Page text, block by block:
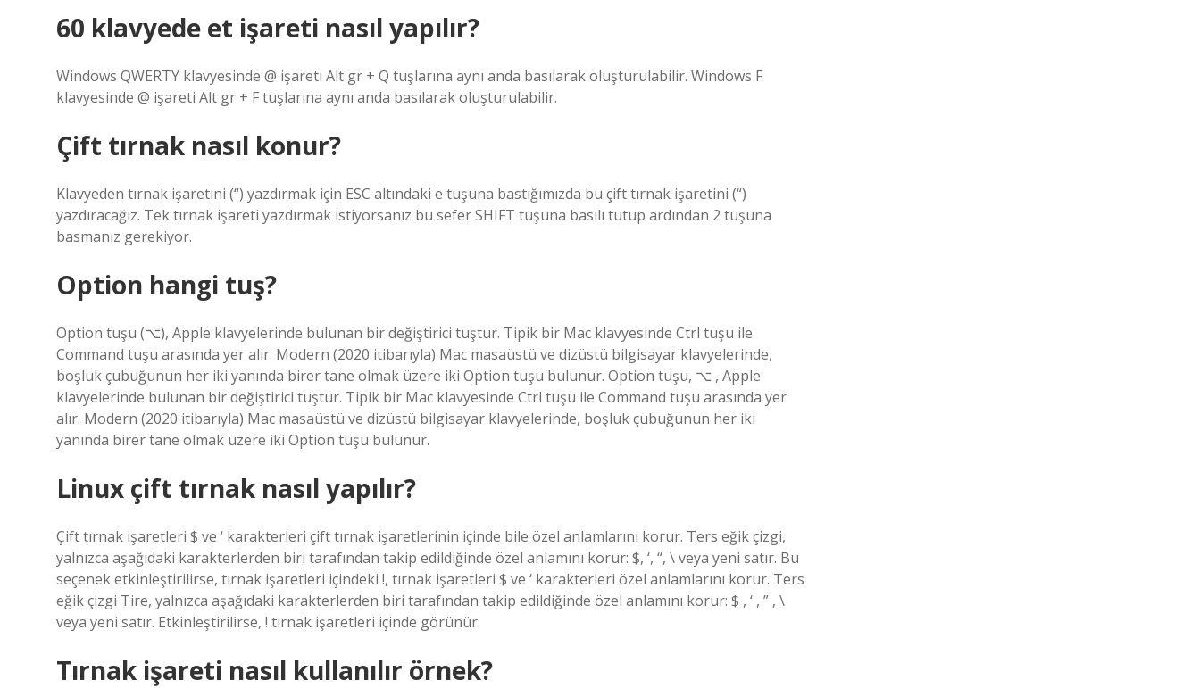
60 klavyede et işareti nasıl yapılır?
Windows QWERTY klavyesinde @ işareti Alt gr + Q tuşlarına aynı anda basılarak oluşturulabilir. Windows F
klavyesinde @ işareti Alt gr + F tuşlarına aynı anda basılarak oluşturulabilir.
Çift tırnak nasıl konur?
Klavyeden tırnak işaretini (“) yazdırmak için ESC altındaki e tuşuna bastığımızda bu çift tırnak işaretini (“)
yazdıracağız. Tek tırnak işareti yazdırmak istiyorsanız bu sefer SHIFT tuşuna basılı tutup ardından 2 tuşuna
basmanız gerekiyor.
Option hangi tuş?
Option tuşu (⌥), Apple klavyelerinde bulunan bir değiştirici tuştur. Tipik bir Mac klavyesinde Ctrl tuşu ile
Command tuşu arasında yer alır. Modern (2020 itibarıyla) Mac masaüstü ve dizüstü bilgisayar klavyelerinde,
boşluk çubuğunun her iki yanında birer tane olmak üzere iki Option tuşu bulunur. Option tuşu, ⌥ , Apple
klavyelerinde bulunan bir değiştirici tuştur. Tipik bir Mac klavyesinde Ctrl tuşu ile Command tuşu arasında yer
alır. Modern (2020 itibarıyla) Mac masaüstü ve dizüstü bilgisayar klavyelerinde, boşluk çubuğunun her iki
yanında birer tane olmak üzere iki Option tuşu bulunur.
Linux çift tırnak nasıl yapılır?
Çift tırnak işaretleri $ ve ‘ karakterleri çift tırnak işaretlerinin içinde bile özel anlamlarını korur. Ters eğik çizgi,
yalnızca aşağıdaki karakterlerden biri tarafından takip edildiğinde özel anlamını korur: $, ‘, “, \ veya yeni satır. Bu
seçenek etkinleştirilirse, tırnak işaretleri içindeki !, tırnak işaretleri $ ve ‘ karakterleri özel anlamlarını korur. Ters
eğik çizgi Tire, yalnızca aşağıdaki karakterlerden biri tarafından takip edildiğinde özel anlamını korur: $ , ‘ , ” , \
veya yeni satır. Etkinleştirilirse, ! tırnak işaretleri içinde görünür
Tırnak işareti nasıl kullanılır örnek?